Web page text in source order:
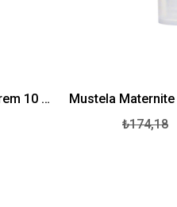
Lansinoh Lanolin Göğüs Ucu Krem 10 ml
₺174,18